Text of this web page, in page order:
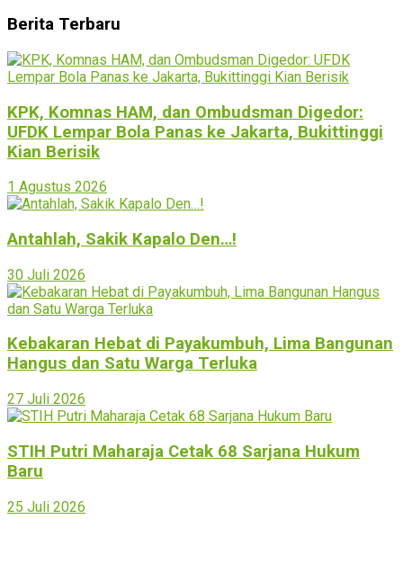
Berita Terbaru
KPK, Komnas HAM, dan Ombudsman Digedor:
UFDK Lempar Bola Panas ke Jakarta, Bukittinggi
Kian Berisik
1 Agustus 2026
Antahlah, Sakik Kapalo Den…!
30 Juli 2026
Kebakaran Hebat di Payakumbuh, Lima Bangunan
Hangus dan Satu Warga Terluka
27 Juli 2026
STIH Putri Maharaja Cetak 68 Sarjana Hukum
Baru
25 Juli 2026